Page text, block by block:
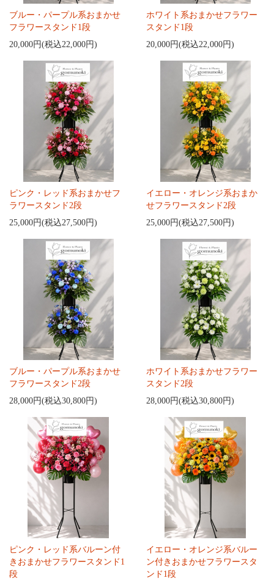
ブルー・パープル系おまかせ
フラワースタンド1段
20,000円(税込22,000円)
ホワイト系おまかせフラワー
スタンド1段
20,000円(税込22,000円)
ピンク・レッド系おまかせフ
ラワースタンド2段
25,000円(税込27,500円)
イエロー・オレンジ系おまか
せフラワースタンド2段
25,000円(税込27,500円)
ブルー・パープル系おまかせ
フラワースタンド2段
28,000円(税込30,800円)
ホワイト系おまかせフラワー
スタンド2段
28,000円(税込30,800円)
ピンク・レッド系バルーン付
きおまかせフラワースタンド1
段
イエロー・オレンジ系バルー
ン付きおまかせフラワースタ
ンド1段